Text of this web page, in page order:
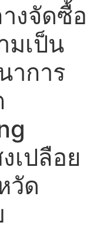
งจัดซื้อ
เป็น
าการ
เปลือย
วัด